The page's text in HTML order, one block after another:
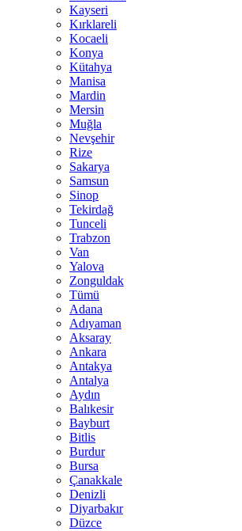
Kayseri
Kırklareli
Kocaeli
Konya
Kütahya
Manisa
Mardin
Mersin
Muğla
Nevşehir
Rize
Sakarya
Samsun
Sinop
Tekirdağ
Tunceli
Trabzon
Van
Yalova
Zonguldak
Tümü
Adana
Adıyaman
Aksaray
Ankara
Antakya
Antalya
Aydın
Balıkesir
Bayburt
Bitlis
Burdur
Bursa
Çanakkale
Denizli
Diyarbakır
Düzce